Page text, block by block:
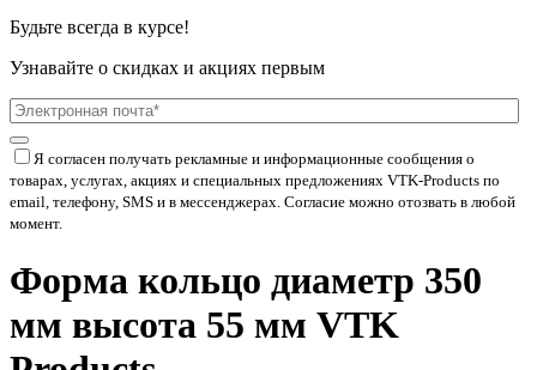
Будьте всегда в курсе!
Узнавайте о скидках и акциях первым
Я согласен получать рекламные и информационные сообщения о
товарах, услугах, акциях и специальных предложениях VTK-Products по
email, телефону, SMS и в мессенджерах. Согласие можно отозвать в любой
момент.
Форма кольцо диаметр 350
мм высота 55 мм VTK